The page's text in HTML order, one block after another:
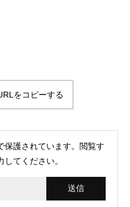
をコピーする
保護されています。閲覧す
てください。